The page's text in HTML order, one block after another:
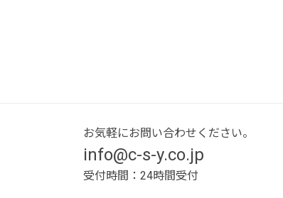
お気軽にお問い合わせください。
info@c-s-y.co.jp
受付時間：24時間受付